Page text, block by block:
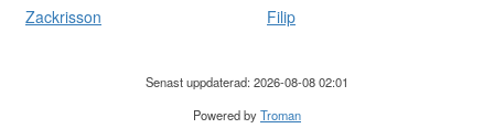
Zackrisson
Filip
Senast uppdaterad: 2026-08-08 02:01
Powered byTroman